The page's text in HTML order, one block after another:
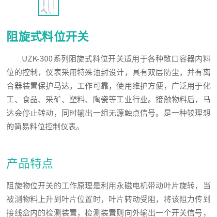
阻旋式料位开关
UZK-300系列阻旋式料位开关适用于各种敞口容器内料
位的控制，仪表采用特殊油封设计，具有双层防尘，并有离
合器装置保护马达，工作可靠，使用维护方便，广泛用于化
工、食品、采矿、塑料、陶瓷等工业行业。接触物料后，马
达会停止转动，同时输出一组无源触点信号。是一种较理想
的简易料位控制仪表。
产品特点
阻旋物位开关的工作原理是利用永磁电机带动叶片旋转，当
被测物料上升到叶片位置时，叶片转动受阻，将该阻力传到
接线盒内的检测装置，检测装置则向外输出一个开关信号，